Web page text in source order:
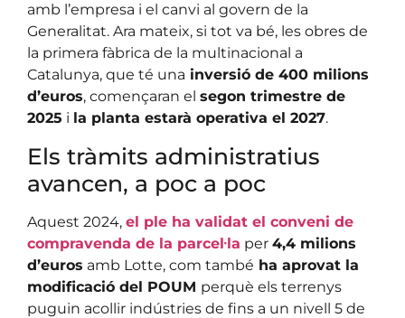
amb l’empresa i el canvi al govern de la
Generalitat. Ara mateix, si tot va bé, les obres de
la primera fàbrica de la multinacional a
Catalunya, que té una inversió de 400 milions
d’euros, començaran el segon trimestre de
2025 i la planta estarà operativa el 2027.
Els tràmits administratius
avancen, a poc a poc
Aquest 2024, el ple ha validat el conveni de
compravenda de la parcel·la per 4,4 milions
d’euros amb Lotte, com també ha aprovat la
modificació del POUM perquè els terrenys
puguin acollir indústries de fins a un nivell 5 de